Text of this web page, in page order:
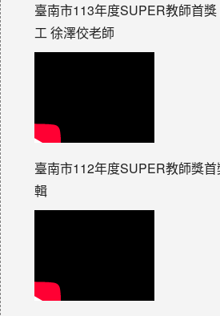
臺南市113年度SUPER教師首
工 徐澤佼老師
臺南市112年度SUPER教師獎
輯